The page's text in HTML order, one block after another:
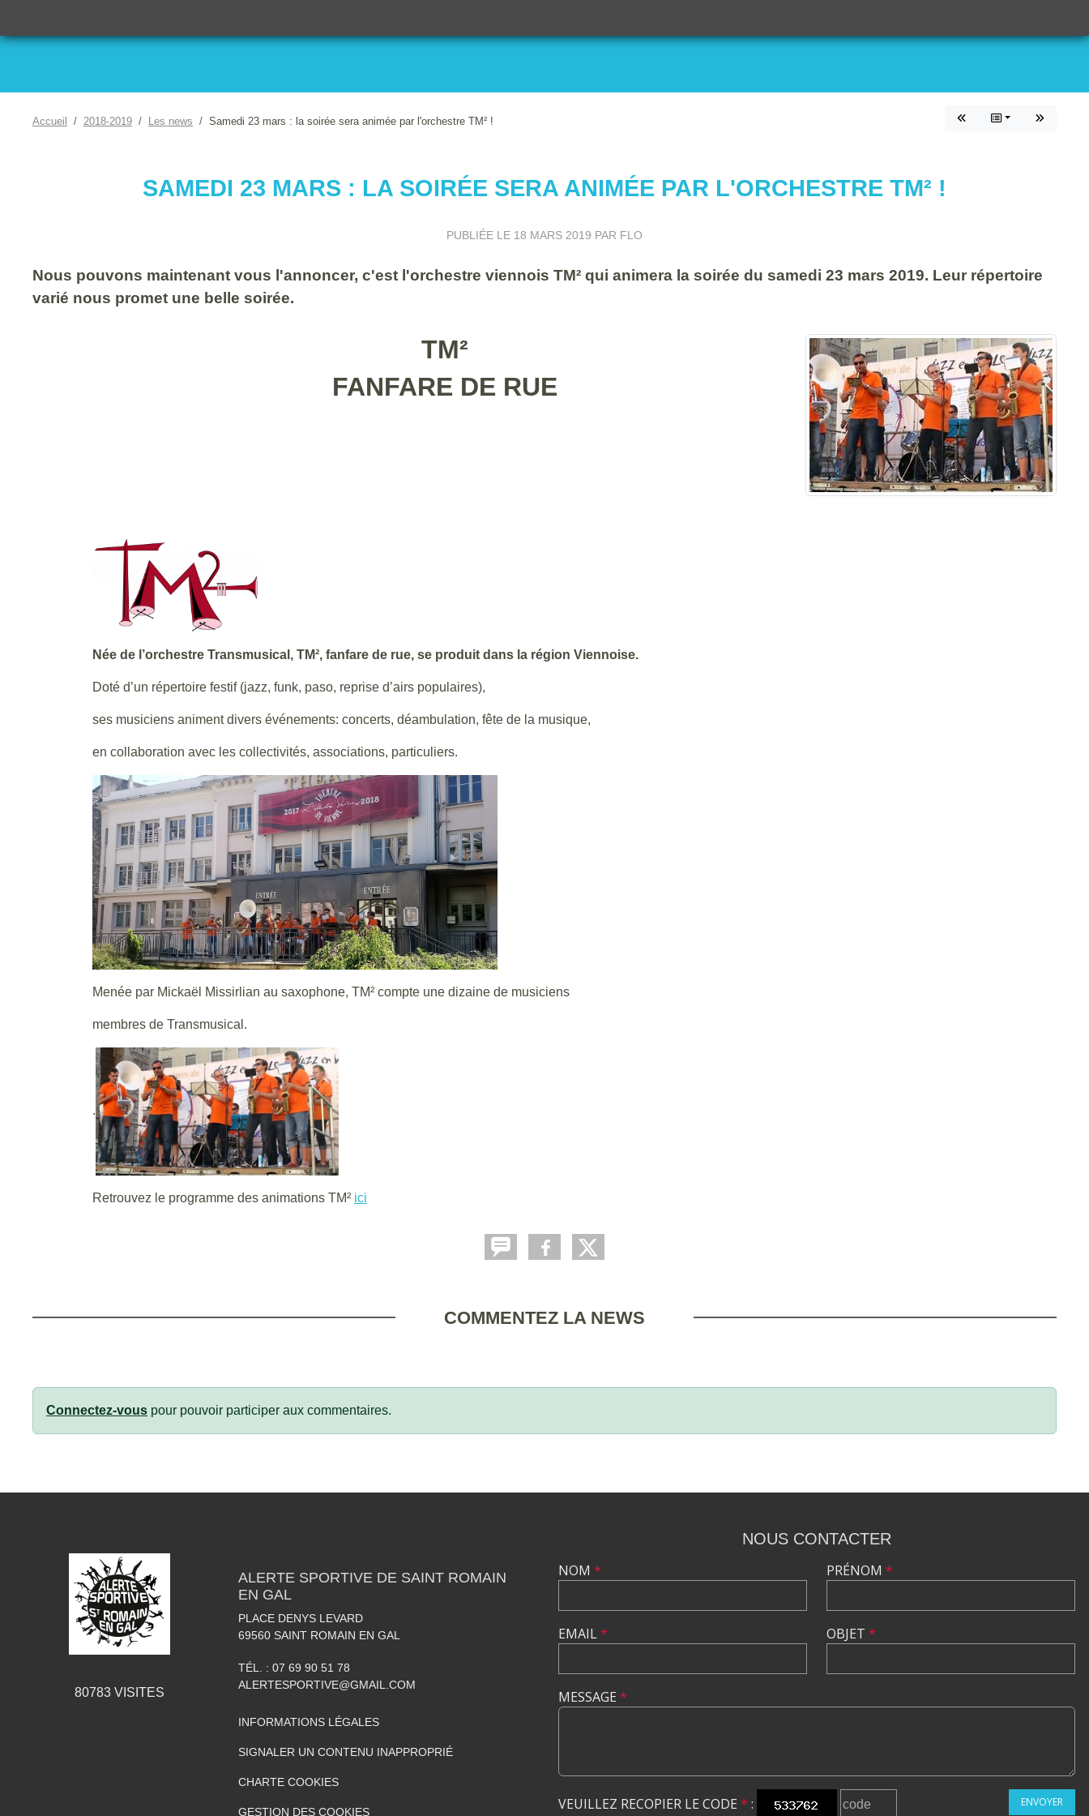
Accueil 2018-2019 Les news Samedi 23 mars : la soirée sera animée par l'orchestre TM² !
SAMEDI 23 MARS : LA SOIRÉE SERA ANIMÉE PAR L'ORCHESTRE TM² !
PUBLIÉE LE 18 MARS 2019 PAR FLO
Nous pouvons maintenant vous l'annoncer, c'est l'orchestre viennois TM² qui animera la soirée du samedi 23 mars 2019. Leur répertoire
varié nous promet une belle soirée.
TM²
FANFARE DE RUE
Née de l’orchestre Transmusical, TM², fanfare de rue, se produit dans la région Viennoise.
Doté d’un répertoire festif (jazz, funk, paso, reprise d’airs populaires),
ses musiciens animent divers événements: concerts, déambulation, fête de la musique,
en collaboration avec les collectivités, associations, particuliers.
Menée par Mickaël Missirlian au saxophone, TM² compte une dizaine de musiciens
membres de Transmusical.
.
Retrouvez le programme des animations TM² ici
COMMENTEZ LA NEWS
Connectez-vous pour pouvoir participer aux commentaires.
80783VISITES
ALERTE SPORTIVE DE SAINT ROMAIN
EN GAL
PLACE DENYS LEVARD
69560 SAINT ROMAIN EN GAL
TÉL. : 07 69 90 51 78
ALERTESPORTIVE@GMAIL.COM
INFORMATIONS LÉGALES
SIGNALER UN CONTENU INAPPROPRIÉ
CHARTE COOKIES
GESTION DES COOKIES
NOUS CONTACTER
NOM *
EMAIL*
PRÉNOM *
OBJET *
MESSAGE *
VEUILLEZ RECOPIER LE CODE * : ENVOYER